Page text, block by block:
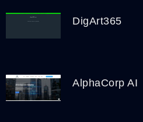
DigArt365
AlphaCorp AI